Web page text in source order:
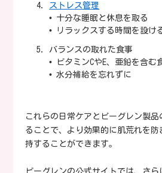
ストレス管理
• 十分な睡眠と休息を取る
• リラックスする時間を設け
バランスの取れた食事
• ビタミンCやE、亜鉛を含む
• 水分補給を忘れずに
これらの日常ケアとビーグレン製
ることで、より効果的に肌荒れを防
持することができます。